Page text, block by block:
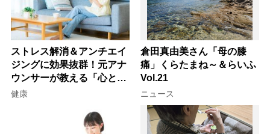
ストレス解消＆アンチエイ
ジングに効果抜群！元アナ
ウンサーが教える「心と体
を元気にする音読の習慣」
健康
倉田真由美さん「母の膝
痛」くらたまね～＆らいふ
Vol.21
ニュース